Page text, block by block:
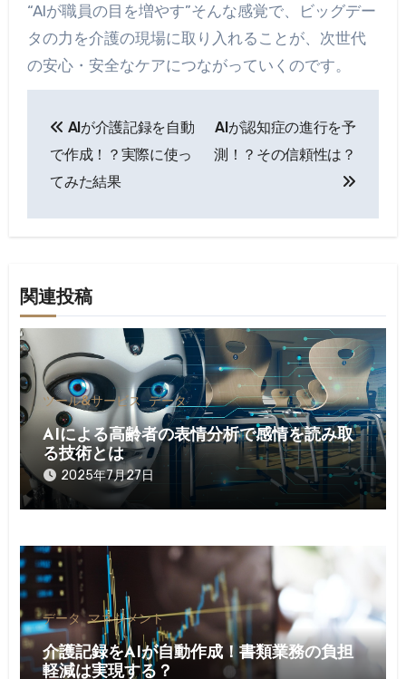
“AIが職員の目を増やす”そんな感覚で、ビッグデー
タの力を介護の現場に取り入れることが、次世代
の安心・安全なケアにつながっていくのです。
稿
ナ
ビ
ー
シ
ョ
ン
AIが介護記録を自動
で作成！？実際に使っ
てみた結果
AIが認知症の進行を予
測！？その信頼性は？
関連投稿
ツール&サービス データ
AIによる高齢者の表情分析で感情を読み取
る技術とは
2025年7月27日
データ マネジメント
介護記録をAIが自動作成！書類業務の負担
軽減は実現する？